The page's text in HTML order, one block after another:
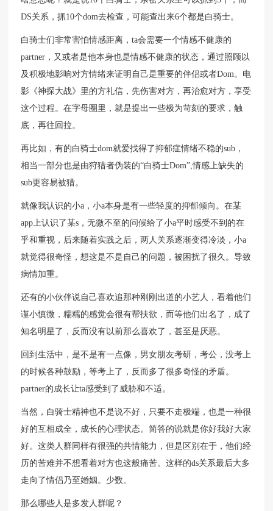
DS关系，抓10个dom去检查，可能查出来6个都是白骑士。
白骑士们非常害怕情感距离，ta会需要一个情感不健康的
partner，又或者是他本身也是情感不健康的状态，通过照顾以
及积极地影响对方情绪来证明自己是重要的伴侣或者Dom。电
影《神探大战》里的方礼信，先伤害对方，再治愈对方，享受
这个过程。在字母圈里，就是提出一些极为苛刻的要求，触
底，再往回拉。
再比如，有的白骑士dom就爱找得了抑郁症情绪不稳的sub，
相当一部分也是由狩猎者伪装的“白骑士Dom”,情感上缺失的
sub更容易被猎。
就像我认识的小a，小a本身是有一些轻度的抑郁倾向。在某
app上认识了某s，无微不至的问候给了小a平时感受不到的在
乎和重视，后来随着实践之后，两人关系逐渐变得冷淡，小a
就觉得很奇怪，想这是不是自己的问题，被困扰了很久。导致
病情加重。
还有的小伙伴说自己喜欢追那种刚刚出道的小艺人，看着他们
谨小慎微，糯糯的感觉会很有帮扶欲，而等他们出名了，成了
知名明星了，反而没有以前那么喜欢了，甚至是厌恶。
回到生活中，是不是有一点像，男女朋友考研，考公，没考上
的时候各种鼓励，等考上了，反而多了很多奇怪的矛盾。
partner的成长让ta感受到了威胁和不适。
当然，白骑士精神也不是说不好，只要不走极端，也是一种很
好的互相成全，成长的心理状态。简答的说就是你好我好大家
好。这类人群同样有很强的共情能力，但是区别在于，他们经
历的苦难并不想看着对方也这般痛苦。这样的ds关系最后大多
走向了情侣乃至婚姻。少数。
那么哪些人是多发人群呢？